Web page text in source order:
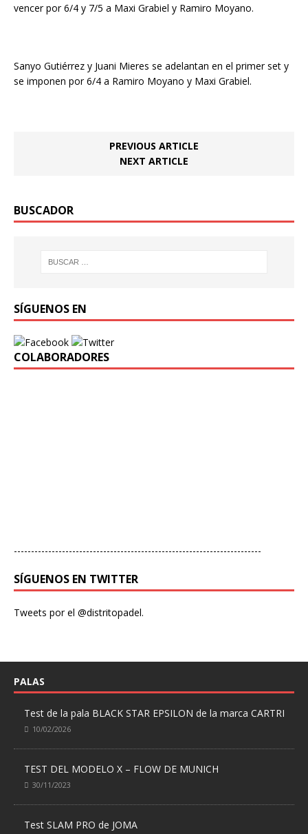
vencer por 6/4 y 7/5 a Maxi Grabiel y Ramiro Moyano.
Sanyo Gutiérrez y Juani Mieres se adelantan en el primer set y
se imponen por 6/4 a Ramiro Moyano y Maxi Grabiel.
PREVIOUS ARTICLE
NEXT ARTICLE
BUSCADOR
SÍGUENOS EN
COLABORADORES
------------------------------------------------------------------------
SÍGUENOS EN TWITTER
Tweets por el @distritopadel.
PALAS
Test de la pala BLACK STAR EPSILON de la marca CARTRI
10/02/2026
TEST DEL MODELO X – FLOW DE MUNICH
30/11/2023
Test SLAM PRO de JOMA